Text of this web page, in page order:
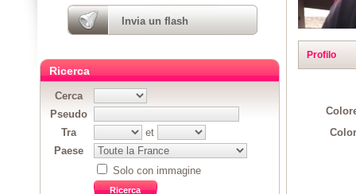
Profilo
Invia un flash
Ricerca
Cerca
Pseudo
Tra
et
Paese
Solo con immagine